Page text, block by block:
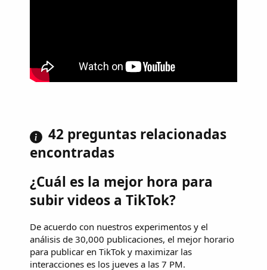
42 preguntas relacionadas
encontradas
¿Cuál es la mejor hora para
subir videos a TikTok?
De acuerdo con nuestros experimentos y el
análisis de 30,000 publicaciones, el mejor horario
para publicar en TikTok y maximizar las
interacciones es los jueves a las 7 PM.